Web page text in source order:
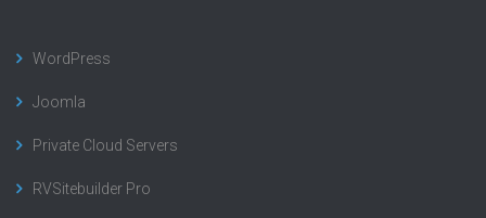
WordPress
Joomla
Private Cloud Servers
RVSitebuilder Pro